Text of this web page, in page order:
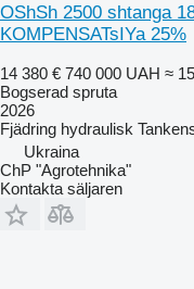
OShSh 2500 shtanga
KOMPENSATsIYa 25%
14 380 € 740 000 UAH ≈
Bogserad spruta
2026
Fjädring hydraulisk
Ukraina
ChP "Agrotehnika"
Kontakta säljaren